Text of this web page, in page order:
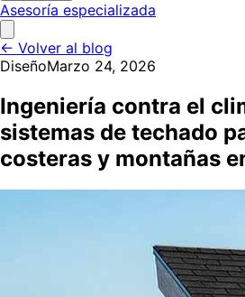
Asesoría especializada
← Volver al blog
DiseñoMarzo 24, 2026
Ingeniería contra el
sistemas de techado
costeras y montañas